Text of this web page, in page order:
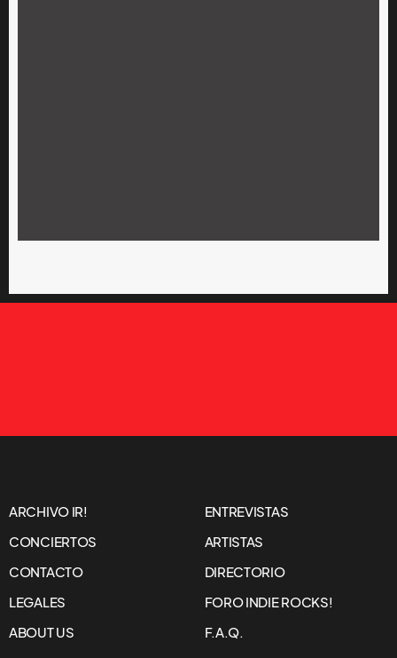
ARCHIVO IR!
ENTREVISTAS
CONCIERTOS
ARTISTAS
CONTACTO
DIRECTORIO
LEGALES
FORO INDIE ROCKS!
ABOUT US
F.A.Q.